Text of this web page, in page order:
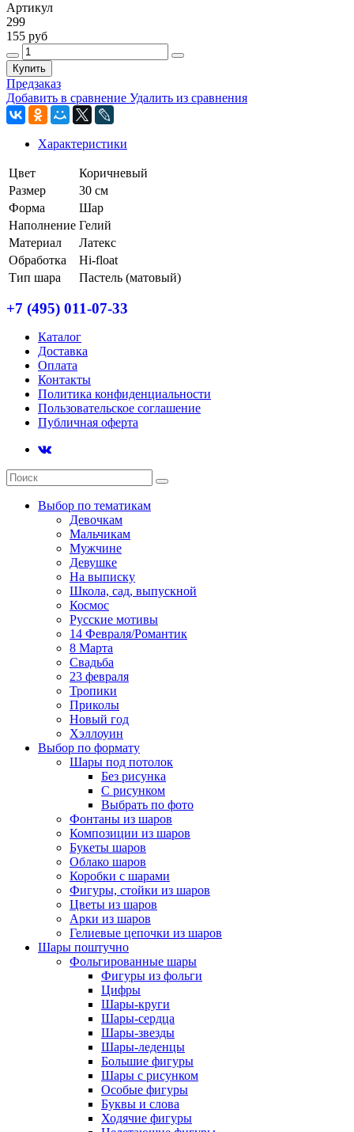
Артикул
299
155 руб
Купить
Предзаказ
Добавить в сравнение Удалить из сравнения
Характеристики
Цвет
Коричневый
Размер
30 см
Форма
Шар
Наполнение Гелий
Материал
Латекс
Обработка
Hi-float
Тип шара
Пастель (матовый)
+7 (495) 011-07-33
Каталог
Доставка
Оплата
Контакты
Политика конфиденциальности
Пользовательское соглашение
Публичная оферта
Выбор по тематикам
Девочкам
Мальчикам
Мужчине
Девушке
На выписку
Школа, сад, выпускной
Космос
Русские мотивы
14 Февраля/Романтик
8 Марта
Свадьба
23 февраля
Тропики
Приколы
Новый год
Хэллоуин
Выбор по формату
Шары под потолок
Без рисунка
С рисунком
Выбрать по фото
Фонтаны из шаров
Композиции из шаров
Букеты шаров
Облако шаров
Коробки с шарами
Фигуры, стойки из шаров
Цветы из шаров
Арки из шаров
Гелиевые цепочки из шаров
Шары поштучно
Фольгированные шары
Фигуры из фольги
Цифры
Шары-круги
Шары-сердца
Шары-звезды
Шары-леденцы
Большие фигуры
Шары с рисунком
Особые фигуры
Буквы и слова
Ходячие фигуры